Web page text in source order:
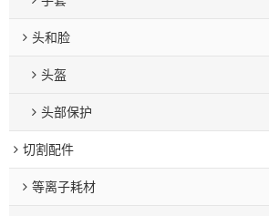
头和脸
头盔
头部保护
切割配件
等离子耗材